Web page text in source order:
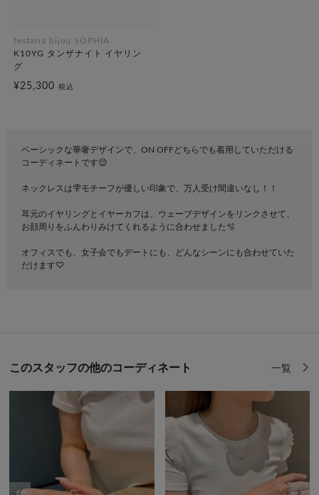
festaria bijou SOPHIA
K10YG タンザナイト イヤリン
グ
¥25,300 税込
ベーシックな華奢デザインで、ON OFFどちらでも着用していただける
コーディネートです😌
ネックレスは雫モチーフが優しい印象で、万人受け間違いなし！！
耳元のイヤリングとイヤーカフは、ウェーブデザインをリンクさせて、
お顔周りをふんわりみけてくれるように合わせました🫧
オフィスでも、女子会でもデートにも、どんなシーンにも合わせていた
だけます♡
このスタッフの他のコーディネート 一覧
前の画像 次の